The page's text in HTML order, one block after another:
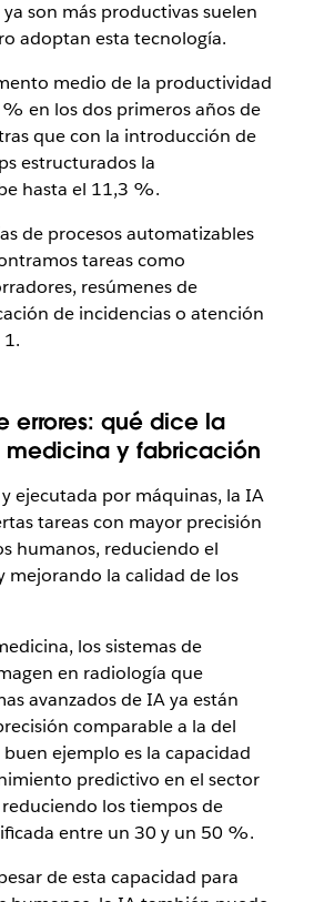
son más productivas suelen
adoptan esta tecnología.
medio de la productividad
en los dos primeros años de
que con la introducción de
estructurados la
hasta el 11,3 %.
de procesos automatizables
tareas como
resúmenes de
de incidencias o atención
errores: qué dice la
y fabricación
ejecutada por máquinas, la IA
tareas con mayor precisión
humanos, reduciendo el
mejorando la calidad de los
los sistemas de
en radiología que
avanzados de IA ya están
comparable a la del
ejemplo es la capacidad
predictivo en el sector
los tiempos de
entre un 30 y un 50 %.
de esta capacidad para